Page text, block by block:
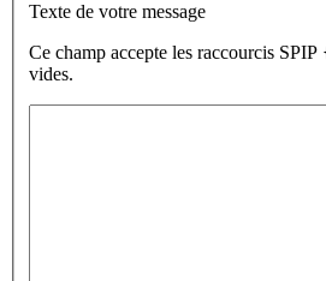
Texte de votre message
Ce champ accepte les raccourcis SPIP
vides.